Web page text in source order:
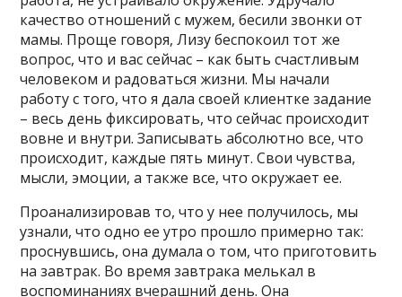
качество отношений с мужем, бесили звонки от
мамы. Проще говоря, Лизу беспокоил тот же
вопрос, что и вас сейчас – как быть счастливым
человеком и радоваться жизни. Мы начали
работу с того, что я дала своей клиентке задание
– весь день фиксировать, что сейчас происходит
вовне и внутри. Записывать абсолютно все, что
происходит, каждые пять минут. Свои чувства,
мысли, эмоции, а также все, что окружает ее.
Проанализировав то, что у нее получилось, мы
узнали, что одно ее утро прошло примерно так:
проснувшись, она думала о том, что приготовить
на завтрак. Во время завтрака мелькал в
воспоминаниях вчерашний день. Она